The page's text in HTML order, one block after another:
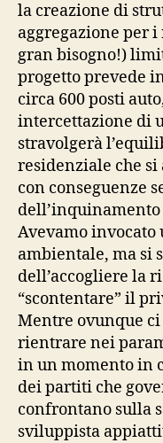
la creazione di
aggregazione per
gran bisogno!)
progetto prevede
circa 600 posti
intercettazione di
stravolgerà
residenziale che
con conseguenze
Avevamo
ambientale, ma si
dell’accogliere la
“scontentare” il
Mentre ovunque
rientrare nei
in un momento in
dei partiti che
confrontano sulla
sviluppista